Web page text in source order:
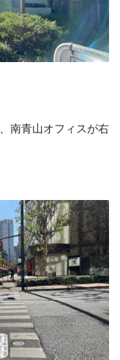
南青山オフィスが右